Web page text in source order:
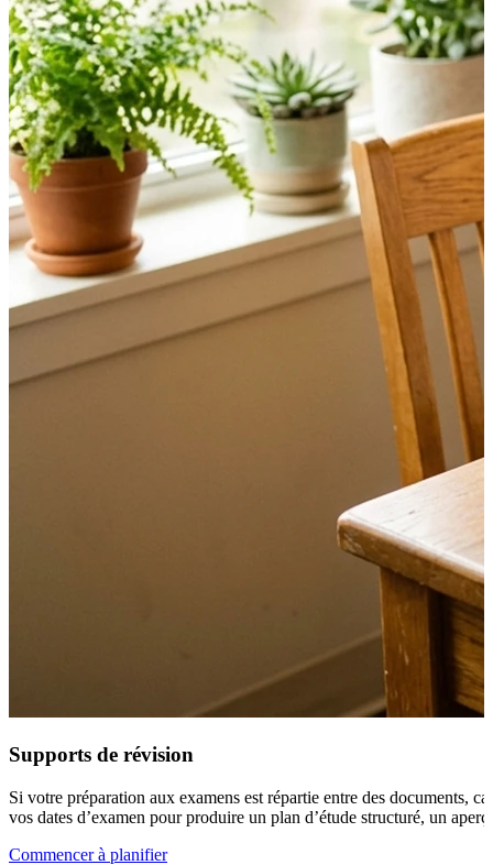
Supports de révision
Si votre préparation aux examens est répartie entre des documents,
vos dates d’examen pour produire un plan d’étude structuré, un
Commencer à planifier